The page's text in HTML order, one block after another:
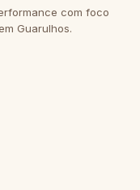
com foco
Guarulhos.